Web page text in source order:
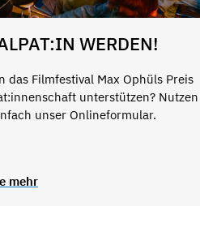
WERDEN!
das Filmfestival Max Ophüls Preis
unterstützen? Nutzen
unser Onlineformular.
mehr